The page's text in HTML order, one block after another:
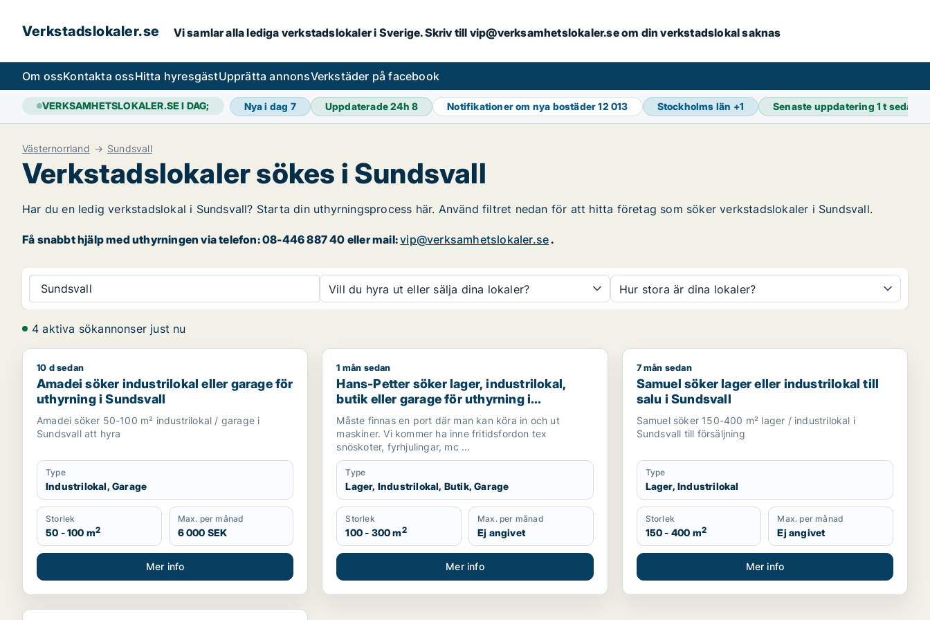
Verkstadslokaler.se Vi samlar alla lediga verkstadslokaler i Sverige. Skriv till vip@verksamhetslokaler.se om din verkstadslokal saknas
Om ossKontakta ossHitta hyresgästUpprätta annonsVerkstäder på facebook
VERKSAMHETSLOKALER.SE I DAG; Nya i dag 7 Uppdaterade 24h8 Notifikationer om nya bostäder12 013 Stockholms län +1 Senaste uppdatering1 t sedan
Västernorrland Sundsvall
Verkstadslokaler sökes i Sundsvall
Har du en ledig verkstadslokal i Sundsvall? Starta din uthyrningsprocess här. Använd filtret nedan för att hitta företag som söker verkstadslokaler i Sundsvall.
Få snabbt hjälp med uthyrningen via telefon: 08-446 887 40 eller mail:vip@verksamhetslokaler.se.
Sundsvall Vill du hyra ut eller sälja dina lokaler? Hur stora är dina lokaler?
4 aktiva sökannonser just nu
Amadei söker industrilokal eller garage för uthyrning i Sundsvall
10 d sedan
Amadei söker industrilokal eller garage för
uthyrning i Sundsvall
Amadei söker 50-100 m² industrilokal / garage i
Sundsvall att hyra
Type
Industrilokal, Garage
Storlek
50 - 100 m2
Max. per månad
6 000 SEK
Mer info
Hans-Petter söker lager, industrilokal, butik eller garage för uthyrning i Sundsvall
1 mån sedan
Hans-Petter söker lager, industrilokal,
butik eller garage för uthyrning i
Sundsvall
Måste finnas en port där man kan köra in och ut
maskiner. Vi kommer ha inne fritidsfordon tex
snöskoter, fyrhjulingar, mc ...
Type
Lager, Industrilokal, Butik, Garage
Storlek
100 - 300 m2
Max. per månad
Ej angivet
Mer info
Samuel söker lager eller industrilokal till salu i
7 mån sedan
Samuel söker lager eller industrilokal till
salu i Sundsvall
Samuel söker 150-400 m² lager / industrilokal i
Sundsvall till försäljning
Type
Lager, Industrilokal
Storlek
150 - 400 m2
Max. per månad
Ej angivet
Mer info